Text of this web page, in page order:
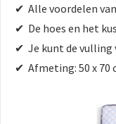
✔ Alle voordelen
✔ De hoes en het
✔ Je kunt de vulling
✔ Afmeting: 50 x 70